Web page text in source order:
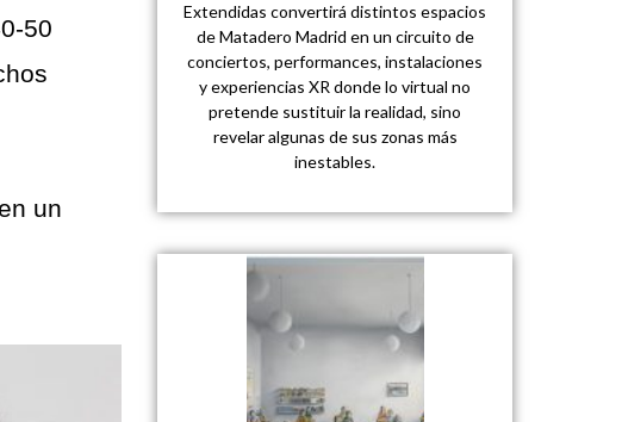
50
un
Extendidas convertirá distintos espacios
de Matadero Madrid en un circuito de
conciertos, performances, instalaciones
y experiencias XR donde lo virtual no
pretende sustituir la realidad, sino
revelar algunas de sus zonas más
inestables.